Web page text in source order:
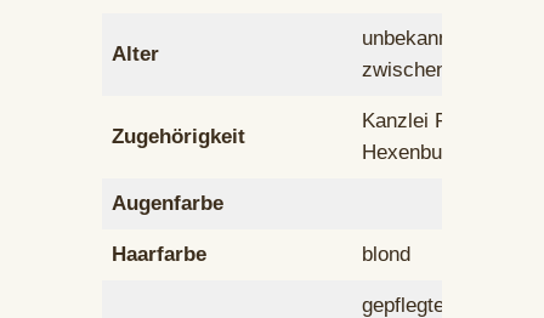
Alter
unbekannt,
zwischen 25 und 35
Zugehörigkeit
Kanzlei Feuerflieg
Hexenbund
Augenfarbe
Haarfarbe blond
gepflegtes